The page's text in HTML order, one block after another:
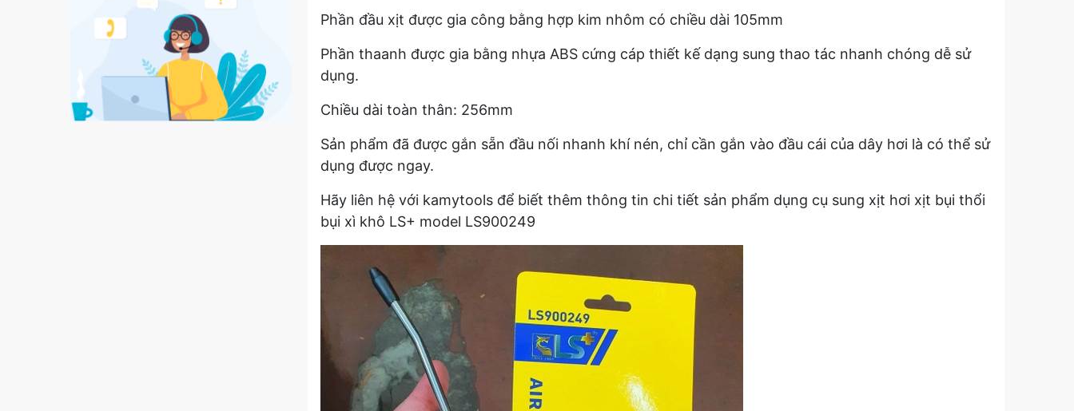
Phần đầu xịt được gia công bằng hợp kim nhôm có chiều dài 105mm
Phần thaanh được gia bằng nhựa ABS cứng cáp thiết kế dạng sung thao tác nhanh chóng dễ sử
dụng.
Chiều dài toàn thân: 256mm
Sản phẩm đã được gắn sẵn đầu nối nhanh khí nén, chỉ cần gắn vào đầu cái của dây hơi là có thể sử
dụng được ngay.
Hãy liên hệ với kamytools để biết thêm thông tin chi tiết sản phẩm dụng cụ sung xịt hơi xịt bụi thổi
bụi xì khô LS+ model LS900249